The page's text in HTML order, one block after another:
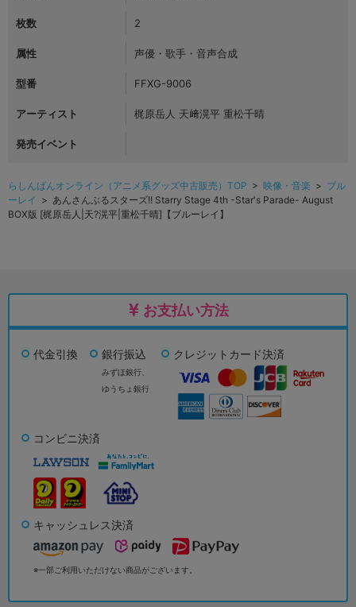
枚数 2
属性 声優・歌手・音声合成
型番 FFXG-9006
アーティスト 梶原岳人 天﨑滉平 重松千晴
発売イベント
らしんばんオンライン（アニメ系グッズ中古販売）TOP > 映像・音楽 > ブル
ーレイ > あんさんぶるスターズ!! Starry Stage 4th -Star's Parade- August
BOX版 [梶原岳人|天?滉平|重松千晴]【ブルーレイ】
お支払い方法
代金引換 銀行振込
みずほ銀行、
ゆうちょ銀行
クレジットカード決済
コンビニ決済
キャッシュレス決済
※一部ご利用いただけない商品がございます。